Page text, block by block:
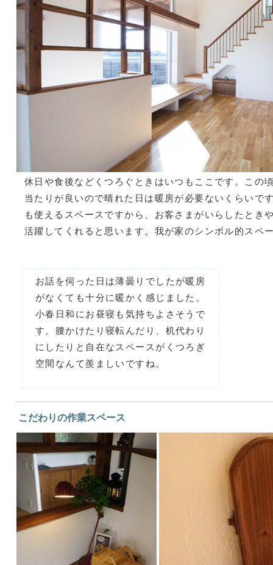
休日や食後などくつろぐときはいつもここです。この
当たりが良いので晴れた日は暖房が必要ないくらいで
も使えるスペースですから、お客さまがいらしたとき
活躍してくれると思います。我が家のシンボル的スペ
お話を伺った日は薄曇りでしたが暖房
がなくても十分に暖かく感じました。
小春日和にお昼寝も気持ちよさそうで
す。腰かけたり寝転んだり、机代わり
にしたりと自在なスペースがくつろぎ
空間なんて羨ましいですね。
こだわりの作業スペース